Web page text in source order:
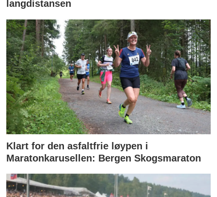
langdistansen
Klart for den asfaltfrie løypen i
Maratonkarusellen: Bergen Skogsmaraton